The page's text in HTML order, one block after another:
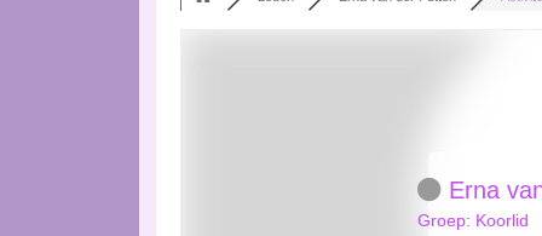
Erna
Groep: Koorlid